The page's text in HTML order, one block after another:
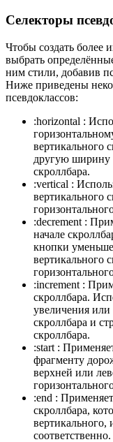
Селекторы
Чтобы создать более
выбрать
ним стили, добавив
Ниже приведены
псевдоклассов:
:horizontal :
вертикального
другую ширину
скроллбара.
:vertical :
вертикального
:decrement :
начале
кнопки
вертикального
:increment :
скроллбара.
увеличения или
скроллбара и
скроллбара.
:start :
фрагменту
верхней или
:end :
скроллбара,
вертикального,
соответственно.